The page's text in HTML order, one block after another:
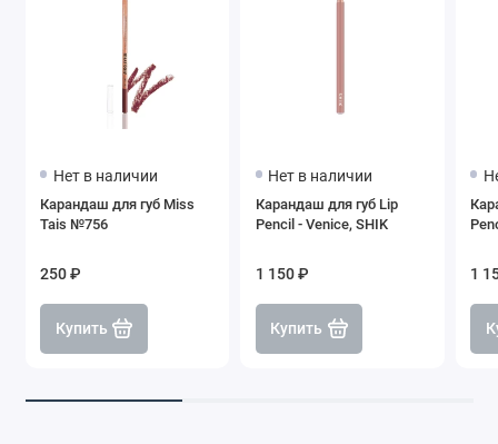
Нет в наличии
Карандаш для губ Miss
Tais №756
250 ₽
Купить
Нет в наличии
Карандаш для губ Lip
Pencil - Venice, SHIK
1 150 ₽
Купить
1